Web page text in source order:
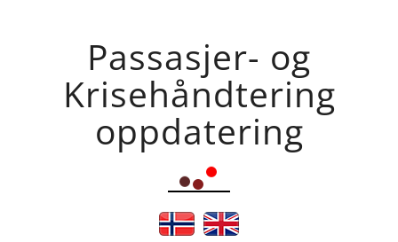
Passasjer- og
Krisehåndtering
oppdatering